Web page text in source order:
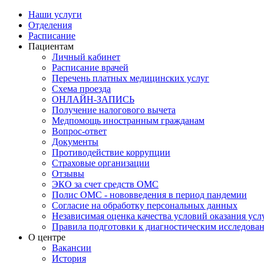
Наши услуги
Отделения
Расписание
Пациентам
Личный кабинет
Расписание врачей
Перечень платных медицинских услуг
Схема проезда
ОНЛАЙН-ЗАПИСЬ
Получение налогового вычета
Медпомощь иностранным гражданам
Вопрос-ответ
Документы
Противодействие коррупции
Страховые организации
Отзывы
ЭКО за счет средств ОМС
Полис ОМС - нововведения в период пандемии
Согласие на обработку персональных данных
Независимая оценка качества условий оказания
Правила подготовки к диагностическим
О центре
Вакансии
История